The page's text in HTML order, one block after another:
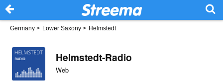
Germany > Lower Saxony > Helmstedt
Helmstedt-Radio
Web